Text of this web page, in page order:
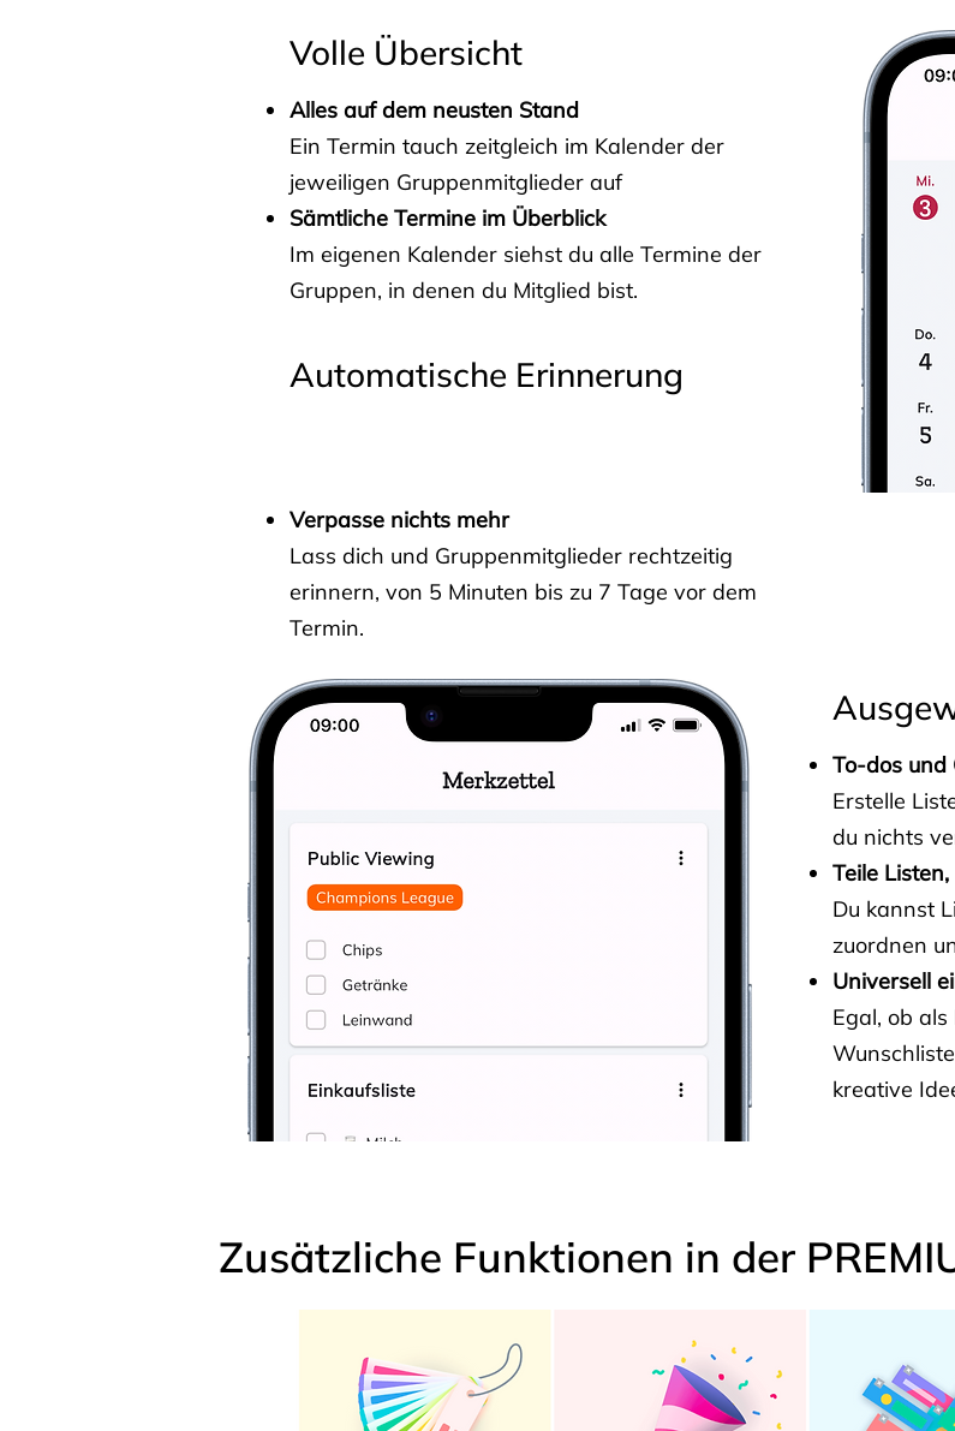
Volle Übersicht
Alles auf dem neusten Stand
Ein Termin tauch zeitgleich im Kalender der
jeweiligen Gruppenmitglieder auf
Sämtliche Termine im Überblick
Im eigenen Kalender siehst du alle Termine der
Gruppen, in denen du Mitglied bist.
Automatische Erinnerung
Verpasse nichts mehr
Lass dich und Gruppenmitglieder rechtzeitig
erinnern, von 5 Minuten bis zu 7 Tage vor dem
Termin.
To-dos und
Erstelle
du nichts
Teile
Du kannst
zuordnen
Universell
Egal, ob
kreative
Zusätzliche Funktionen in der